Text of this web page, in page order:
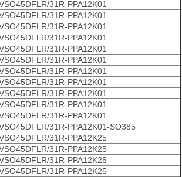
31R-PPA12K01
31R-PPA12K01
31R-PPA12K01
31R-PPA12K01
31R-PPA12K01
31R-PPA12K01
31R-PPA12K01
31R-PPA12K01
31R-PPA12K01
31R-PPA12K01
31R-PPA12K01
31R-PPA12K01-SO385
31R-PPA12K25
31R-PPA12K25
31R-PPA12K25
31R-PPA12K25